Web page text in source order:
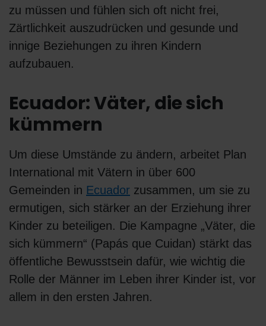
zu müssen und fühlen sich oft nicht frei,
Zärtlichkeit auszudrücken und gesunde und
innige Beziehungen zu ihren Kindern
aufzubauen.
Ecuador: Väter, die sich
kümmern
Um diese Umstände zu ändern, arbeitet Plan
International mit Vätern in über 600
Gemeinden in Ecuador zusammen, um sie zu
ermutigen, sich stärker an der Erziehung ihrer
Kinder zu beteiligen. Die Kampagne „Väter, die
sich kümmern“ (Papás que Cuidan) stärkt das
öffentliche Bewusstsein dafür, wie wichtig die
Rolle der Männer im Leben ihrer Kinder ist, vor
allem in den ersten Jahren.